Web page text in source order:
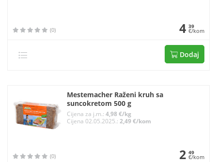
(0) 4 39
€/kom
Dodaj
Mestemacher Raženi kruh sa
suncokretom 500 g
Cijena za j.m.: 4,98 €/kg
Cijena 02.05.2025.: 2,49 €/kom
(0) 2 49
€/kom